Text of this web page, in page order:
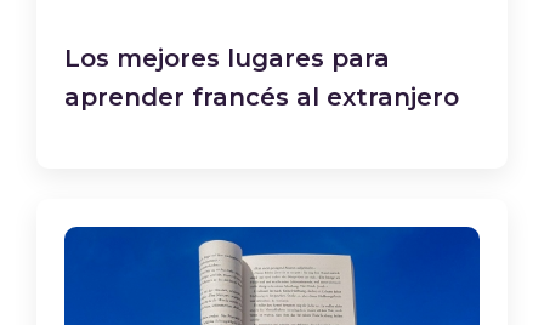
Los mejores lugares para
aprender francés al extranjero